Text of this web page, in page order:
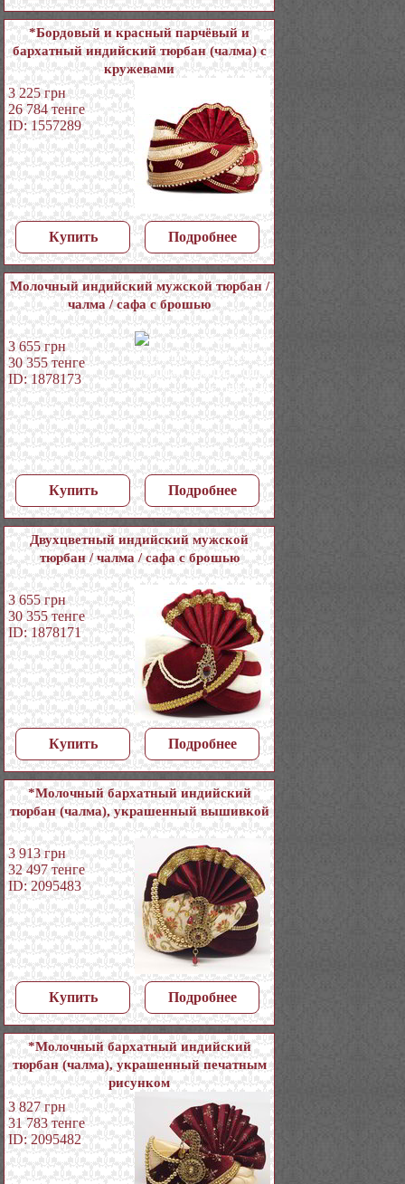
*Бордовый и красный парчёвый и
бархатный индийский тюрбан (чалма) с
кружевами
3 225 грн
26 784 тенге
ID: 1557289
Купить Подробнее
Молочный индийский мужской тюрбан /
чалма / сафа с брошью
3 655 грн
30 355 тенге
ID: 1878173
Купить Подробнее
Двухцветный индийский мужской
тюрбан / чалма / сафа с брошью
3 655 грн
30 355 тенге
ID: 1878171
Купить Подробнее
*Молочный бархатный индийский
тюрбан (чалма), украшенный вышивкой
3 913 грн
32 497 тенге
ID: 2095483
Купить Подробнее
*Молочный бархатный индийский
тюрбан (чалма), украшенный печатным
рисунком
3 827 грн
31 783 тенге
ID: 2095482